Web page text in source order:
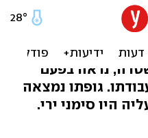
נמצאה
נראה בפעם
גופתו נמצאה
היו סימני ירי.